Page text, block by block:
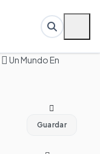
Un Mundo En
Guardar